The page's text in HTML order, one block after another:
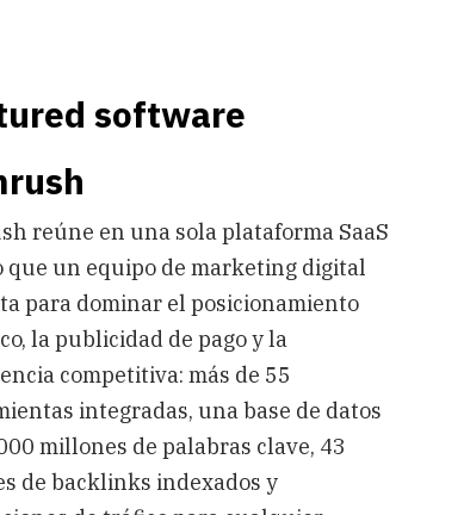
software
reúne en una sola plataforma SaaS
que un equipo de marketing digital
para dominar el posicionamiento
la publicidad de pago y la
competitiva: más de 55
integradas, una base de datos
millones de palabras clave, 43
de backlinks indexados y